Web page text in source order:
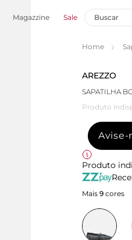
Magazzine Sale
Home
AREZZO
SAPATILHA
Produto
Avise-
Produto
Mais 9 cores